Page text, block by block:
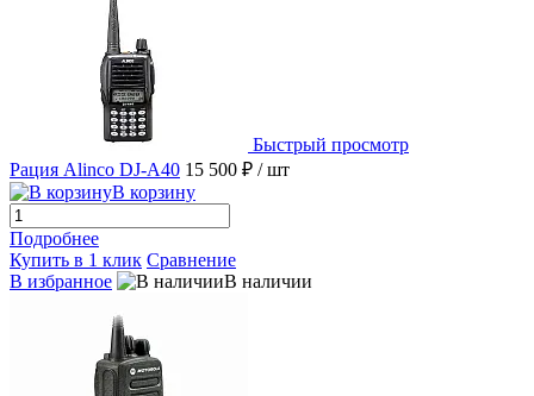
Быстрый просмотр
Рация Alinco DJ-A40 15 500 ₽ / шт
В корзину
Подробнее
Купить в 1 клик Сравнение
В избранное
В наличии